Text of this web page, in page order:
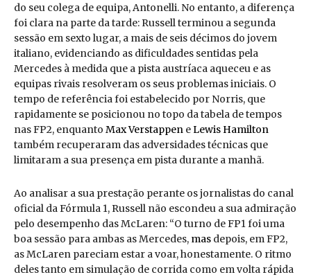
do seu colega de equipa, Antonelli. No entanto, a diferença
foi clara na parte da tarde: Russell terminou a segunda
sessão em sexto lugar, a mais de seis décimos do jovem
italiano, evidenciando as dificuldades sentidas pela
Mercedes à medida que a pista austríaca aqueceu e as
equipas rivais resolveram os seus problemas iniciais. O
tempo de referência foi estabelecido por Norris, que
rapidamente se posicionou no topo da tabela de tempos
nas FP2, enquanto Max Verstappen eLewis Hamilton
também recuperaram das adversidades técnicas que
limitaram a sua presença em pista durante a manhã.
Ao analisar a sua prestação perante os jornalistas do canal
oficial da Fórmula 1, Russell não escondeu a sua admiração
pelo desempenho das McLaren: “O turno de FP1 foi uma
boa sessão para ambas as Mercedes, mas depois, em FP2,
as McLaren pareciam estar a voar, honestamente. O ritmo
deles tanto em simulação de corrida como em volta rápida